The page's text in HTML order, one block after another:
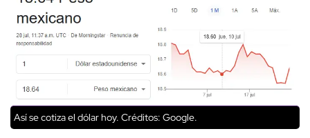
Así se cotiza el dólar hoy. Créditos: Google.